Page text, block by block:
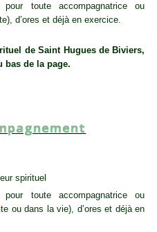
toute accompagnatrice ou
d’ores et déjà en exercice.
de Saint Hugues de Biviers,
bas de la page.
spirituel
toute accompagnatrice ou
ou dans la vie), d’ores et déjà en